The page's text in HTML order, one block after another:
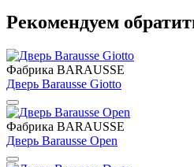
Рекомендуем
Фабрика BARAUSSE
Дверь Barausse Giotto
Фабрика BARAUSSE
Дверь Barausse Open